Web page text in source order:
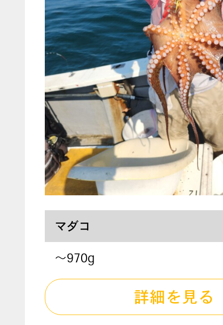
マダコ
～970g
詳細を見る